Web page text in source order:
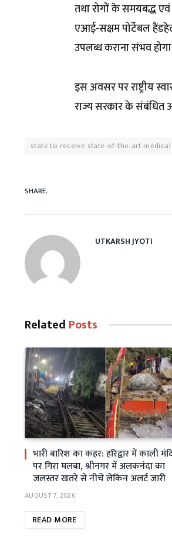
तथा रोगों के समयबद्ध एवं
एआई-सक्षम पोर्टेबल
उपलब्ध कराना संभव
इस अवसर पर राष्ट्रीय
राज्य सरकार के संबंधित
state to receive state-of-the-art
SHARE.
UTKARSH JYOTI
Related Posts
भारी बारिश का कहर: हरिद्वार में काली
पर गिरा मलबा, श्रीनगर में अलकनंदा का
जलस्तर खतरे से नीचे लेकिन अलर्ट जारी
AUGUST 7, 2026
READ MORE